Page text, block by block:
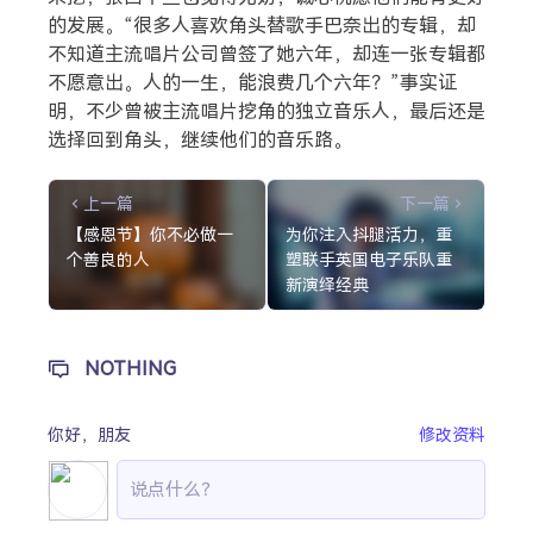
的发展。“很多人喜欢角头替歌手巴奈出的专辑，却
不知道主流唱片公司曾签了她六年，却连一张专辑都
不愿意出。人的一生，能浪费几个六年？”事实证
明，不少曾被主流唱片挖角的独立音乐人，最后还是
选择回到角头，继续他们的音乐路。
上一篇
【感恩节】你不必做一
个善良的人
下一篇
为你注入抖腿活力，重
塑联手英国电子乐队重
新演绎经典
NOTHING
你好， 朋友 修改资料